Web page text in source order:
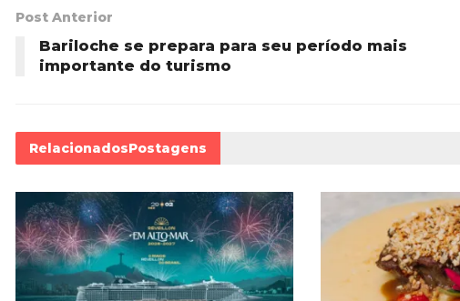
Post Anterior
Bariloche se prepara para seu período mais
importante do turismo
RelacionadosPostagens